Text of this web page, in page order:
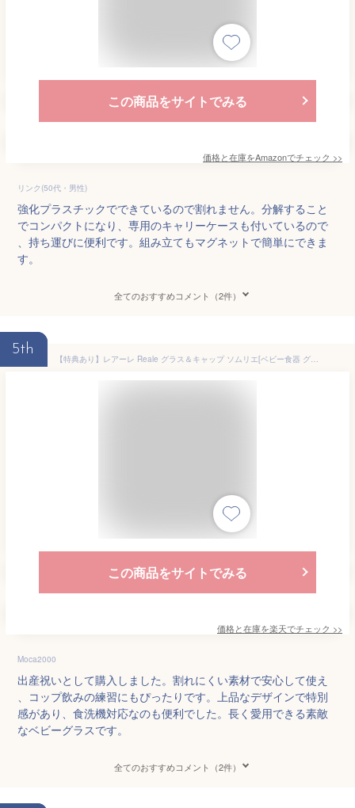
この商品をサイトでみる
価格と在庫をAmazonでチェック >>
リンク(50代・男性)
強化プラスチックでできているので割れません。分解すること
でコンパクトになり、専用のキャリーケースも付いているので
、持ち運びに便利です。組み立てもマグネットで簡単にできま
す。
全てのおすすめコメント（2件）
5th
【特典あり】レアーレ Reale グラス＆キャップ ソムリエ[ベビー食器 グラス 割れない ワイングラス 出産祝い 離乳食 デビュー スパウト 子ども 初節句 コップ飲み 日本製 コップ 練習 お祝い 食洗器対応] 即納
この商品をサイトでみる
価格と在庫を楽天でチェック >>
Moca2000
出産祝いとして購入しました。割れにくい素材で安心して使え
、コップ飲みの練習にもぴったりです。上品なデザインで特別
感があり、食洗機対応なのも便利でした。長く愛用できる素敵
なベビーグラスです。
全てのおすすめコメント（2件）